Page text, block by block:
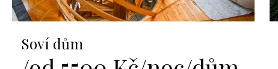
Soví dům